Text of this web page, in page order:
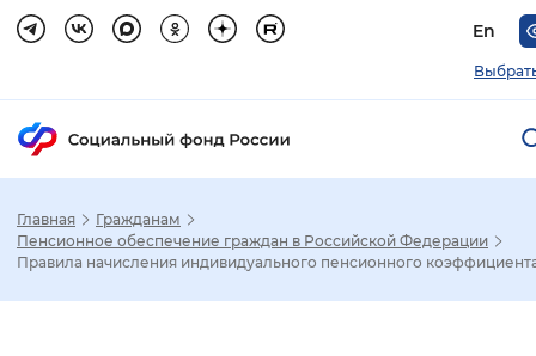
En
Настройка режима отображения
Главная
Гражданам
Пенсионное обеспечение граждан в Российской Федерации
Правила начисления индивидуального пенсионного